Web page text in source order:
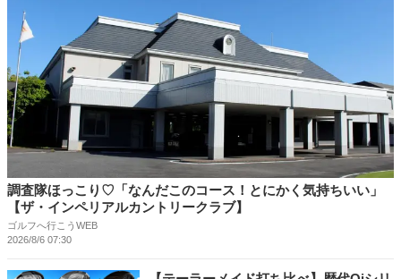
調査隊ほっこり♡「なんだこのコース！とにかく気持ちいい」
【ザ・インペリアルカントリークラブ】
ゴルフへ行こうWEB
2026/8/6 07:30